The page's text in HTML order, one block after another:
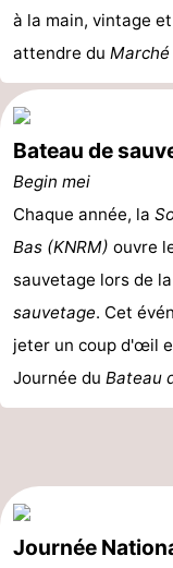
à la main, vintage
attendre du
Bateau de
Begin mei
Chaque année, la
Bas (KNRM) ouvre
sauvetage lors de
sauvetage. Cet
jeter un coup d'œil
Journée du Bateau
Journée